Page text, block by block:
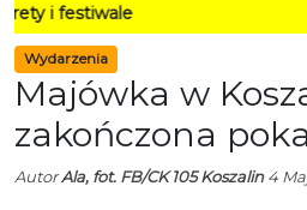
Wydarzenia
Majówka w
zakończona
AutorAla, fot. FB/CK 105 Koszalin4